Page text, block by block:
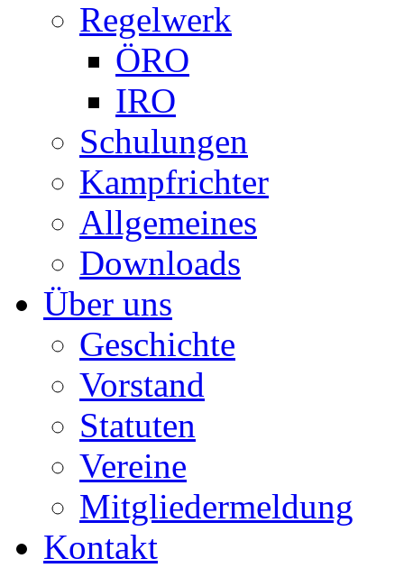
Regelwerk
ÖRO
IRO
Schulungen
Kampfrichter
Allgemeines
Downloads
Über uns
Geschichte
Vorstand
Statuten
Vereine
Mitgliedermeldung
Kontakt